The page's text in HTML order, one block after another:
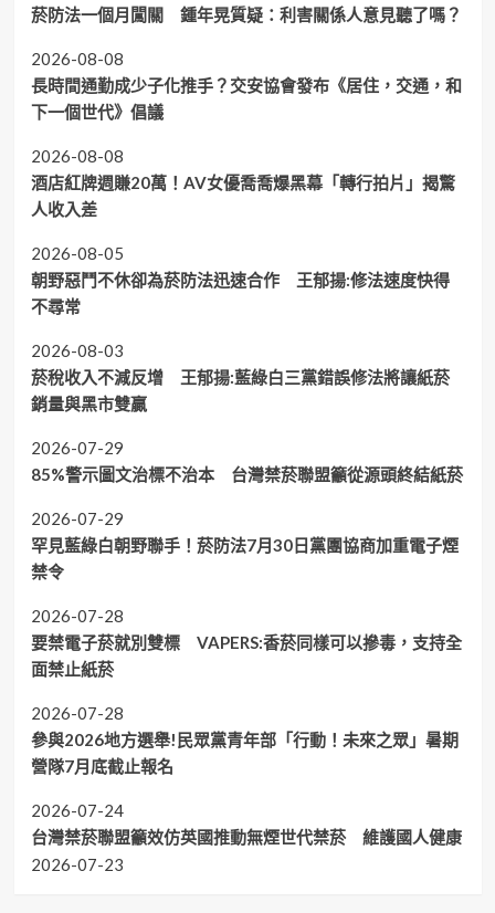
菸防法一個月闖關 鍾年晃質疑：利害關係人意見聽了嗎？
2026-08-08
長時間通勤成少子化推手？交安協會發布《居住，交通，和
下一個世代》倡議
2026-08-08
酒店紅牌週賺20萬！AV女優喬喬爆黑幕「轉行拍片」揭驚
人收入差
2026-08-05
朝野惡鬥不休卻為菸防法迅速合作 王郁揚:修法速度快得
不尋常
2026-08-03
菸稅收入不減反增 王郁揚:藍綠白三黨錯誤修法將讓紙菸
銷量與黑市雙贏
2026-07-29
85%警示圖文治標不治本 台灣禁菸聯盟籲從源頭終結紙菸
2026-07-29
罕見藍綠白朝野聯手！菸防法7月30日黨團協商加重電子煙
禁令
2026-07-28
要禁電子菸就別雙標 VAPERS:香菸同樣可以摻毒，支持全
面禁止紙菸
2026-07-28
參與2026地方選舉!民眾黨青年部「行動！未來之眾」暑期
營隊7月底截止報名
2026-07-24
台灣禁菸聯盟籲效仿英國推動無煙世代禁菸 維護國人健康
2026-07-23